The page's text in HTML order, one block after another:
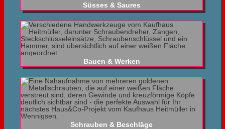
Süsses & Saures
Bauen & Werken
Schrauben & Beschläge